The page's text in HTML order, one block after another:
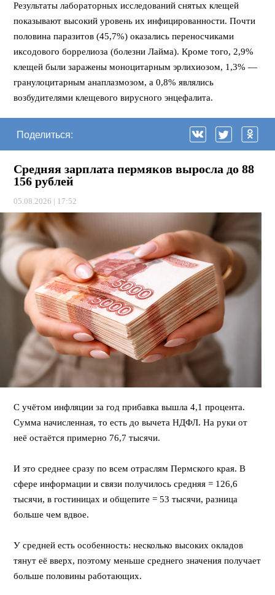
Результаты лабораторных исследований снятых клещей
показывают высокий уровень их инфицированности. Почти
половина паразитов (45,7%) оказались переносчиками
иксодового боррелиоза (болезни Лайма). Кроме того, 2,9%
клещей были заражены моноцитарным эрлихиозом, 1,3% —
гранулоцитарным анаплазмозом, а 0,8% являлись
возбудителями клещевого вирусного энцефалита.
Поделиться:
Средняя зарплата пермяков выросла до 88
156 рублей
05.08.2026 | 17:52
С учётом инфляции за год прибавка вышла 4,1 процента.
Сумма начисленная, то есть до вычета НДФЛ. На руки от
неё остаётся примерно 76,7 тысячи.
И это среднее сразу по всем отраслям Пермского края. В
сфере информации и связи получилось средняя = 126,6
тысячи, в гостиницах и общепите = 53 тысячи, разница
больше чем вдвое.
У средней есть особенность: несколько высоких окладов
тянут её вверх, поэтому меньше среднего значения получает
больше половины работающих.